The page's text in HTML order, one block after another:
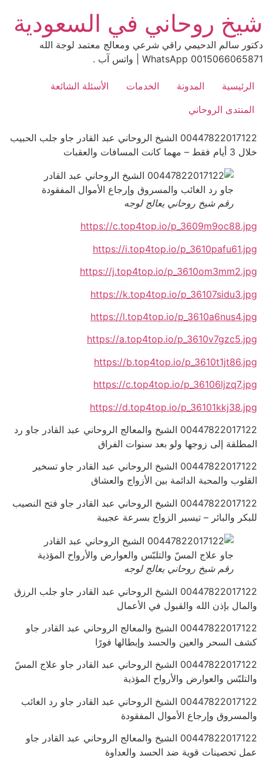
to
content
شيخ روحاني في السعودية
دكتور سالم الدحيمي راقي شرعي ومعالج معتمد لوجة الله
0015066065871 WhatsApp | واتس آب .
الرئيسية المدونة الخدمات
الأسئلة الشائعة
المنتدى الروحاني
00447822017122 الشيخ الروحاني عبد القادر جاو جلب الحبيب
خلال 3 أيام فقط – مهما كانت المسافات والعقبات
رقم شيخ روحاني يعالج لوجه
https://c.top4top.io/p_3609m9oc88.jpg
https://i.top4top.io/p_3610pafu61.jpg
https://j.top4top.io/p_3610om3mm2.jpg
https://k.top4top.io/p_36107sidu3.jpg
https://l.top4top.io/p_3610a6nus4.jpg
https://a.top4top.io/p_3610v7gzc5.jpg
https://b.top4top.io/p_3610t1jt86.jpg
https://c.top4top.io/p_36106ljzq7.jpg
https://d.top4top.io/p_36101kkj38.jpg
00447822017122 الشيخ والمعالج الروحاني عبد القادر جاو رد
المطلقة إلى زوجها ولو بعد سنوات الفراق
00447822017122 الشيخ الروحاني عبد القادر جاو تسخير
القلوب والمحبة الدائمة بين الأزواج والعشاق
00447822017122 الشيخ الروحاني عبد القادر جاو فتح النصيب
للبكر والبائر – تيسير الزواج بسرعة عجيبة
رقم شيخ روحاني يعالج لوجه
00447822017122 الشيخ الروحاني عبد القادر جاو جلب الرزق
والمال بإذن الله والقبول في الأعمال
00447822017122 الشيخ والمعالج الروحاني عبد القادر جاو
كشف السحر والعين والحسد وإبطالها فورًا
00447822017122 الشيخ الروحاني عبد القادر جاو علاج المسّ
والتلبّس والعوارض والأرواح المؤذية
00447822017122 الشيخ الروحاني عبد القادر جاو رد الغائب
والمسروق وإرجاع الأموال المفقودة
00447822017122 الشيخ والمعالج الروحاني عبد القادر جاو
عمل تحصينات قوية ضد الحسد والعداوة